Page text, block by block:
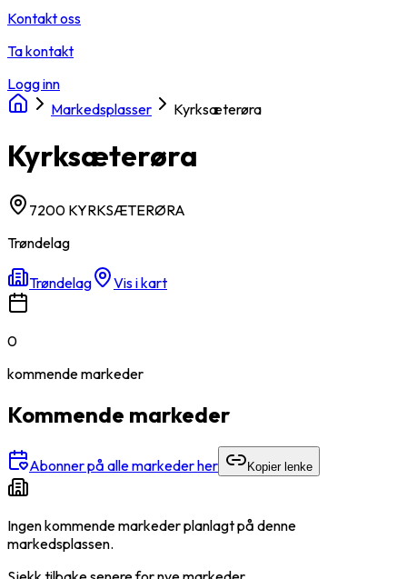
Kontakt oss
Ta kontakt
Logg inn
Markedsplasser
Kyrksæterøra
Kyrksæterøra
7200 KYRKSÆTERØRA
Trøndelag
Trøndelag Vis i kart
0
kommendemarkeder
Kommende markeder
Abonner på alle markeder her Kopier lenke
Ingen kommende markeder planlagt på denne
markedsplassen.